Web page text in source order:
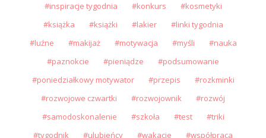
inspiracje tygodnia
konkurs
kosmetyki
książka
książki lakier
linki tygodnia
luźne
makijaż motywacja myśli
nauka
paznokcie
pieniądze
podsumowanie
poniedziałkowy motywator
przepis
rozkminki
rozwojowe czwartki
rozwojownik
rozwój
samodoskonalenie
szkoła test
triki
tygodnik
ulubieńcy wakacje współpraca